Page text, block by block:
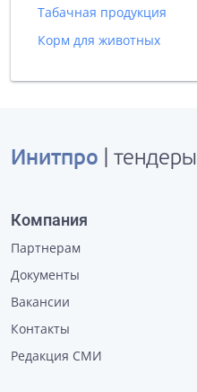
Табачная продукция
Корм для животных
Инитпро | тендеры
Компания
Партнерам
Документы
Вакансии
Контакты
Редакция СМИ